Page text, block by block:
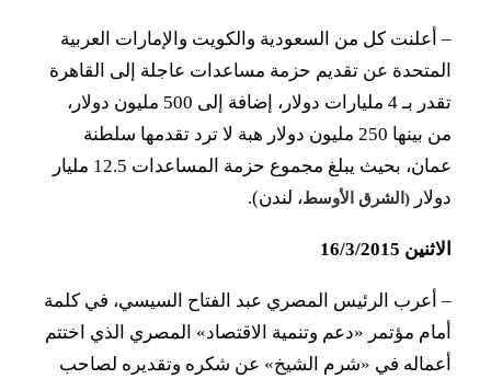
– أعلنت كل من السعودية والكويت والإمارات العربية
المتحدة عن تقديم حزمة مساعدات عاجلة إلى القاهرة
تقدر بـ 4 مليارات دولار، إضافة إلى 500 مليون دولار،
من بينها 250 مليون دولار هبة لا ترد تقدمها سلطنة
عمان، بحيث يبلغ مجموع حزمة المساعدات 12.5 مليار
دولار (الشرق الأوسط، لندن).
الاثنين 16/3/2015
– أعرب الرئيس المصري عبد الفتاح السيسي، في كلمة
أمام مؤتمر «دعم وتنمية الاقتصاد» المصري الذي اختتم
أعماله في «شرم الشيخ» عن شكره وتقديره لصاحب